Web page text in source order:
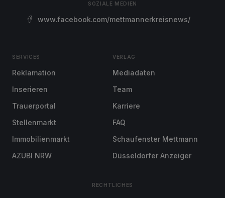
SOZIALE MEDIEN
www.facebook.com/mettmannerkreisnews/
SERVICES
Reklamation
Inserieren
Trauerportal
Stellenmarkt
Immobilienmarkt
AZUBI NRW
VERLAG
Mediadaten
Team
Karriere
FAQ
Schaufenster Mettmann
Düsseldorfer Anzeiger
RECHTLICHES